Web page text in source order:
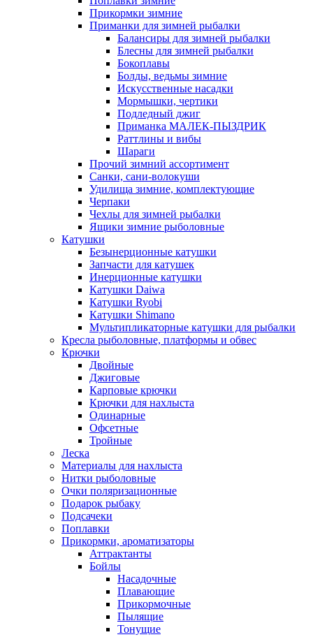
Прикормки зимние
Приманки для зимней рыбалки
Балансиры для зимней рыбалки
Блесны для зимней рыбалки
Бокоплавы
Болды, ведьмы зимние
Искусственные насадки
Мормышки, чертики
Подледный джиг
Приманка МАЛЕК-ПЫЗДРИК
Раттлины и вибы
Шараги
Прочий зимний ассортимент
Санки, сани-волокуши
Удилища зимние, комплектующие
Черпаки
Чехлы для зимней рыбалки
Ящики зимние рыболовные
Катушки
Безынерционные катушки
Запчасти для катушек
Инерционные катушки
Катушки Daiwa
Катушки Ryobi
Катушки Shimano
Мультипликаторные катушки для рыбалки
Кресла рыболовные, платформы и обвес
Крючки
Двойные
Джиговые
Карповые крючки
Крючки для нахлыста
Одинарные
Офсетные
Тройные
Леска
Материалы для нахлыста
Нитки рыболовные
Очки поляризационные
Подарок рыбаку
Подсачеки
Поплавки
Прикормки, ароматизаторы
Аттрактанты
Бойлы
Насадочные
Плавающие
Прикормочные
Пылящие
Тонущие